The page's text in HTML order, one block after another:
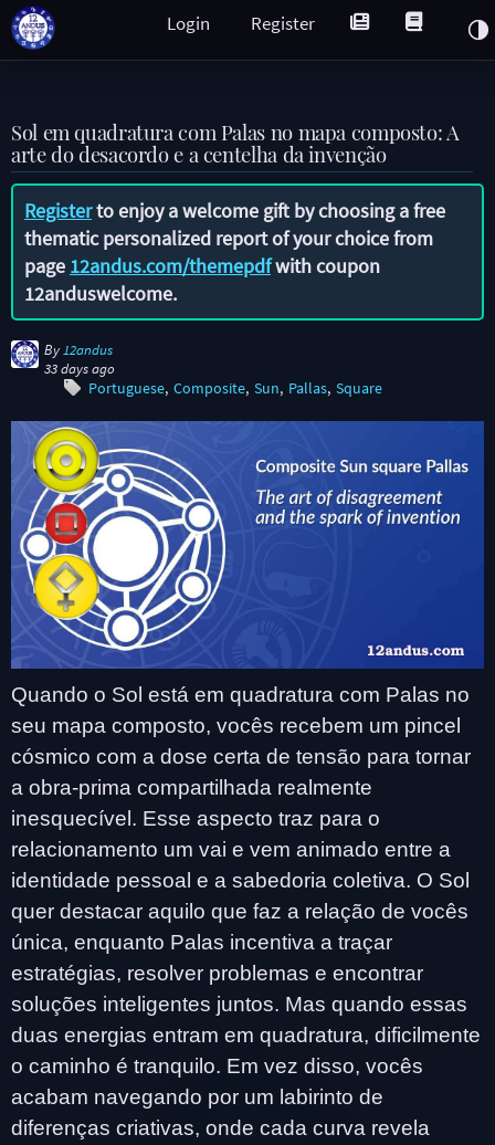
Register
Login
Sol em quadratura com Palas no mapa composto: A
arte do desacordo e a centelha da invenção
Registerto enjoy a welcome gift by choosing a free
thematic personalized report of your choice from
page 12andus.com/themepdfwith coupon
12anduswelcome.
By 12andus
33 days ago
Portuguese Composite Sun Pallas Square
Quando o Sol está em quadratura com Palas no
seu mapa composto, vocês recebem um pincel
cósmico com a dose certa de tensão para tornar
a obra-prima compartilhada realmente
inesquecível. Esse aspecto traz para o
relacionamento um vai e vem animado entre a
identidade pessoal e a sabedoria coletiva. O Sol
quer destacar aquilo que faz a relação de vocês
única, enquanto Palas incentiva a traçar
estratégias, resolver problemas e encontrar
soluções inteligentes juntos. Mas quando essas
duas energias entram em quadratura, dificilmente
o caminho é tranquilo. Em vez disso, vocês
acabam navegando por um labirinto de
diferenças criativas, onde cada curva revela